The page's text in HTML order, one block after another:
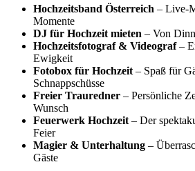
Hochzeitsband Österreich – Live-
Momente
DJ für Hochzeit mieten – Von
Hochzeitsfotograf & Videograf–
Ewigkeit
Fotobox für Hochzeit – Spaß für
Schnappschüsse
Freier Trauredner – Persönliche
Wunsch
Feuerwerk Hochzeit – Der
Feier
Magier & Unterhaltung –
Gäste